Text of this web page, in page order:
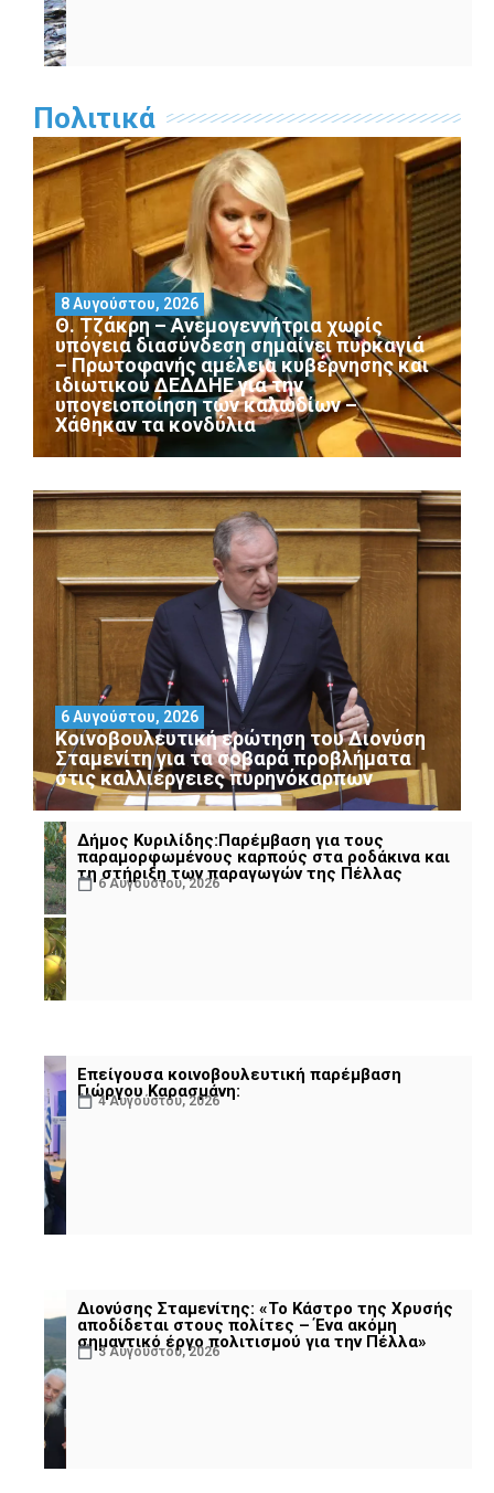
Πολιτικά
Θ. Τζάκρη – Ανεμογεννήτρια χωρίς
υπόγεια διασύνδεση σημαίνει πυρκαγιά
– Πρωτοφανής αμέλεια κυβέρνησης και
ιδιωτικού ΔΕΔΔΗΕ για την
υπογειοποίηση των καλωδίων –
Χάθηκαν τα κονδύλια
8 Αυγούστου, 2026
Κοινοβουλευτική ερώτηση του Διονύση
Σταμενίτη για τα σοβαρά προβλήματα
στις καλλιέργειες πυρηνόκαρπων
6 Αυγούστου, 2026
Δήμος Κυριλίδης:Παρέμβαση για τους
παραμορφωμένους καρπούς στα ροδάκινα και
τη στήριξη των παραγωγών της Πέλλας
6 Αυγούστου, 2026
Επείγουσα κοινοβουλευτική παρέμβαση
Γιώργου Καρασμάνη:
4 Αυγούστου, 2026
Διονύσης Σταμενίτης: «Το Κάστρο της Χρυσής
αποδίδεται στους πολίτες – Ένα ακόμη
σημαντικό έργο πολιτισμού για την Πέλλα»
3 Αυγούστου, 2026